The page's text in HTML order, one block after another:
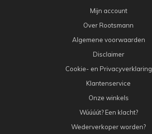
Mijn account
Over Rootsmann
Algemene voorwaarden
Disclaimer
Cookie- en Privacyverklaring
Klantenservice
Onze winkels
Wúúúút? Een klacht?
Wederverkoper worden?